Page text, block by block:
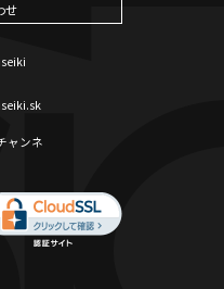
せ
ャンネ